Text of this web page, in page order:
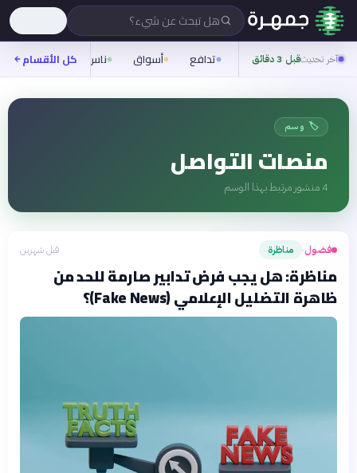
هل تبحث عن شيء؟
آخر تحديثقبل 3 دقائق تدافع أسواق ناس روح
كل الأقسام
🏷️ وسم
منصات التواصل
4 منشور مرتبط بهذا الوسم
فضول› مناظرة قبل شهرين
مناظرة: هل يجب فرض تدابير صارمة للحد من
ظاهرة التضليل الإعلامي (Fake News)؟